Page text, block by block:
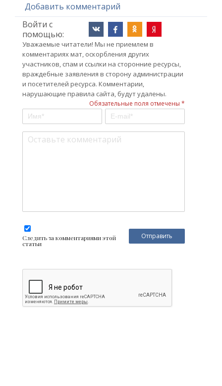
Добавить комментарий
Войти с
помощью:
Уважаемые читатели! Мы не приемлем в
комментариях мат, оскорбления других
участников, спам и ссылки на сторонние ресурсы,
враждебные заявления в сторону администрации
и посетителей ресурса. Комментарии,
нарушающие правила сайта, будут удалены.
Обязательные поля отмечены *
Следить за комментариями этой
статьи